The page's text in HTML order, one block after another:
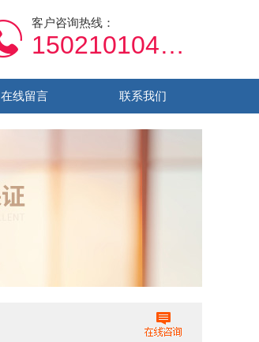
客户咨询热线：
15021010459
在线留言 联系我们